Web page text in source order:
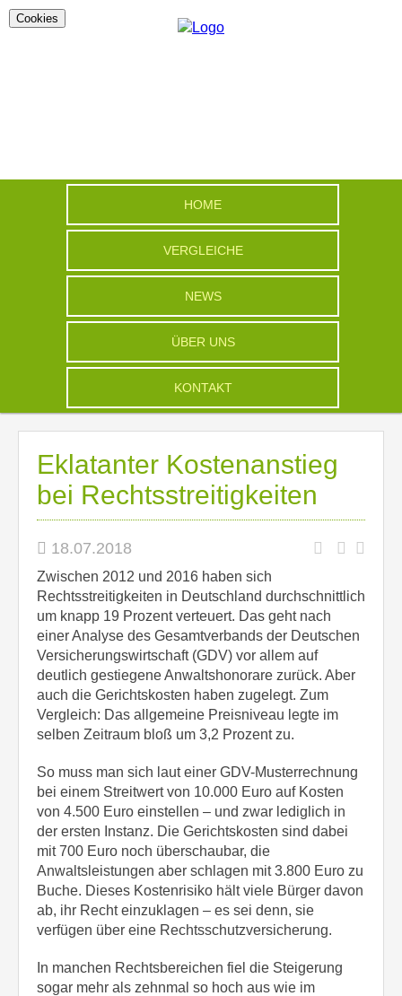
HOME
VERGLEICHE
NEWS
ÜBER UNS
KONTAKT
Eklatanter Kostenanstieg
bei Rechtsstreitigkeiten
18.07.2018
Zwischen 2012 und 2016 haben sich
Rechtsstreitigkeiten in Deutschland durchschnittlich
um knapp 19 Prozent verteuert. Das geht nach
einer Analyse des Gesamtverbands der Deutschen
Versicherungswirtschaft (GDV) vor allem auf
deutlich gestiegene Anwaltshonorare zurück. Aber
auch die Gerichtskosten haben zugelegt. Zum
Vergleich: Das allgemeine Preisniveau legte im
selben Zeitraum bloß um 3,2 Prozent zu.
So muss man sich laut einer GDV-Musterrechnung
bei einem Streitwert von 10.000 Euro auf Kosten
von 4.500 Euro einstellen – und zwar lediglich in
der ersten Instanz. Die Gerichtskosten sind dabei
mit 700 Euro noch überschaubar, die
Anwaltsleistungen aber schlagen mit 3.800 Euro zu
Buche. Dieses Kostenrisiko hält viele Bürger davon
ab, ihr Recht einzuklagen – es sei denn, sie
verfügen über eine Rechtsschutzversicherung.
In manchen Rechtsbereichen fiel die Steigerung
sogar mehr als zehnmal so hoch aus wie im
Cookies